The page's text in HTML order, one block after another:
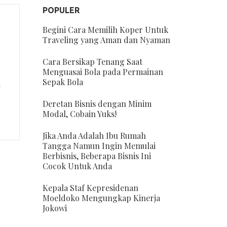
POPULER
Begini Cara Memilih Koper Untuk
Traveling yang Aman dan Nyaman
Cara Bersikap Tenang Saat
Menguasai Bola pada Permainan
Sepak Bola
Deretan Bisnis dengan Minim
Modal, Cobain Yuks!
Jika Anda Adalah Ibu Rumah
Tangga Namun Ingin Memulai
Berbisnis, Beberapa Bisnis Ini
Cocok Untuk Anda
Kepala Staf Kepresidenan
Moeldoko Mengungkap Kinerja
Jokowi